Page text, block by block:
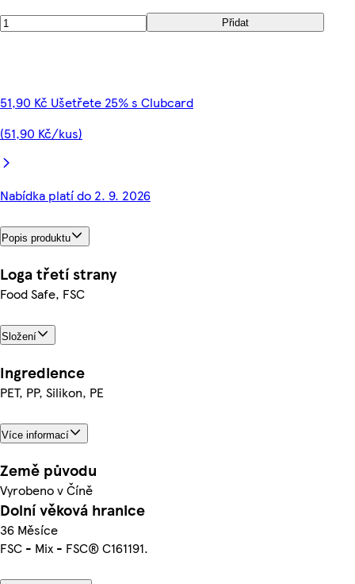
Přidat
51,90 Kč Ušetřete 25% s Clubcard
(51,90 Kč/kus)
Nabídka platí do 2. 9. 2026
Popis produktu
Loga třetí strany
Food Safe, FSC
Složení
Ingredience
PET, PP, Silikon, PE
Více informací
Země původu
Vyrobeno v Číně
Dolní věková hranice
36 Měsíce
FSC - Mix - FSC® C161191.